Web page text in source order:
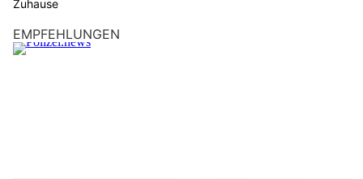
Zuhause
EMPFEHLUNGEN